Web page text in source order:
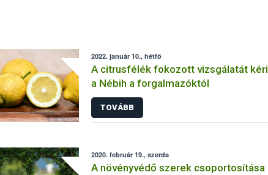
2022. január 10., hétfő
A citrusfélék fokozott vizsgálatát kéri
a Nébih a forgalmazóktól
TOVÁBB
2020. február 19., szerda
A növényvédő szerek csoportosítása